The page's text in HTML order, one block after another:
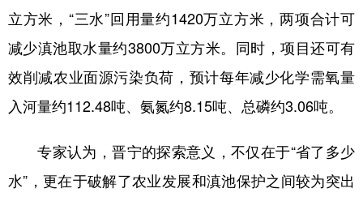
立方米，“三水”回用量约1420万立方米，两项合计可
减少滇池取水量约3800万立方米。同时，项目还可有
效削减农业面源污染负荷，预计每年减少化学需氧量
入河量约112.48吨、氨氮约8.15吨、总磷约3.06吨。
专家认为，晋宁的探索意义，不仅在于“省了多少
水”，更在于破解了农业发展和滇池保护之间较为突出